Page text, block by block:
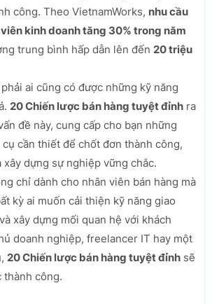
công. Theo VietnamWorks, nhu cầu
kinh doanh tăng 30% trong năm
trung bình hấp dẫn lên đến 20 triệu
ai cũng có được những kỹ năng
20 Chiến lược bán hàng tuyệt đỉnh ra
đề này, cung cấp cho bạn những
cần thiết để chốt đơn thành công,
xây dựng sự nghiệp vững chắc.
chỉ dành cho nhân viên bán hàng mà
kỳ ai muốn cải thiện kỹ năng giao
xây dựng mối quan hệ với khách
doanh nghiệp, freelancer IT hay một
20 Chiến lược bán hàng tuyệt đỉnh sẽ
thành công.